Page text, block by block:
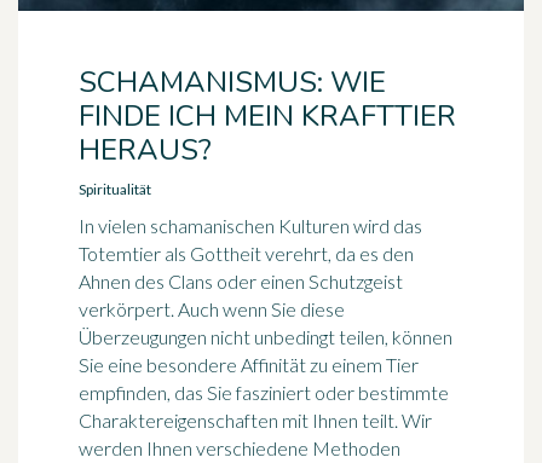
SCHAMANISMUS: WIE
FINDE ICH MEIN KRAFTTIER
HERAUS?
Spiritualität
In vielen schamanischen Kulturen wird das
Totemtier als Gottheit verehrt, da es den
Ahnen des Clans oder einen Schutzgeist
verkörpert. Auch wenn Sie diese
Überzeugungen nicht unbedingt teilen, können
Sie eine besondere Affinität zu einem Tier
empfinden, das Sie fasziniert oder bestimmte
Charaktereigenschaften mit Ihnen teilt. Wir
werden Ihnen verschiedene Methoden